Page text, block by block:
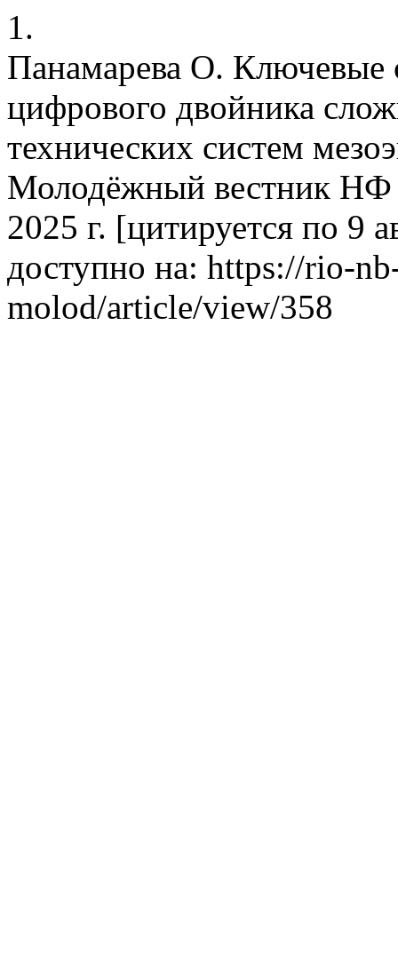
1.
Панамарева О. Ключевые
цифрового двойника
технических систем
Молодёжный вестник НФ
2025 г. [цитируется по 9
доступно на: https://rio-
molod/article/view/358